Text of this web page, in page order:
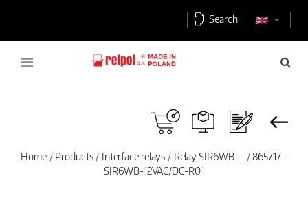
Search
Home Products Interface relays Relay SIR6WB-...
865717 -
SIR6WB-12VAC/DC-R01